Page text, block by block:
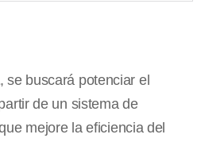
, se buscará potenciar el
de un sistema de
mejore la eficiencia del